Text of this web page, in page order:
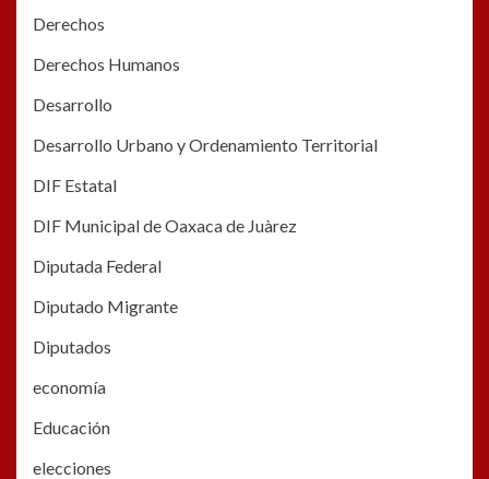
Derechos
Derechos Humanos
Desarrollo
Desarrollo Urbano y Ordenamiento Territorial
DIF Estatal
DIF Municipal de Oaxaca de Juàrez
Diputada Federal
Diputado Migrante
Diputados
economía
Educación
elecciones